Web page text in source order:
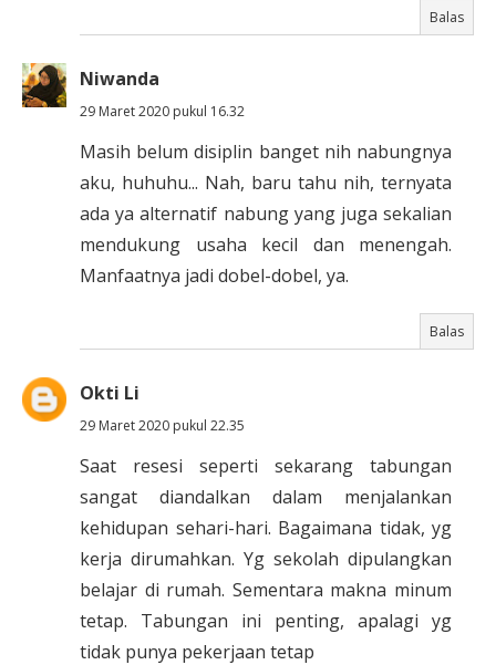
Balas
Niwanda
29 Maret 2020 pukul 16.32
Masih belum disiplin banget nih nabungnya
aku, huhuhu... Nah, baru tahu nih, ternyata
ada ya alternatif nabung yang juga sekalian
mendukung usaha kecil dan menengah.
Manfaatnya jadi dobel-dobel, ya.
Balas
Okti Li
29 Maret 2020 pukul 22.35
Saat resesi seperti sekarang tabungan
sangat diandalkan dalam menjalankan
kehidupan sehari-hari. Bagaimana tidak, yg
kerja dirumahkan. Yg sekolah dipulangkan
belajar di rumah. Sementara makna minum
tetap. Tabungan ini penting, apalagi yg
tidak punya pekerjaan tetap